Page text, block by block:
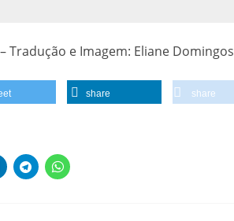
Tradução e Imagem: Eliane Domingos
share share